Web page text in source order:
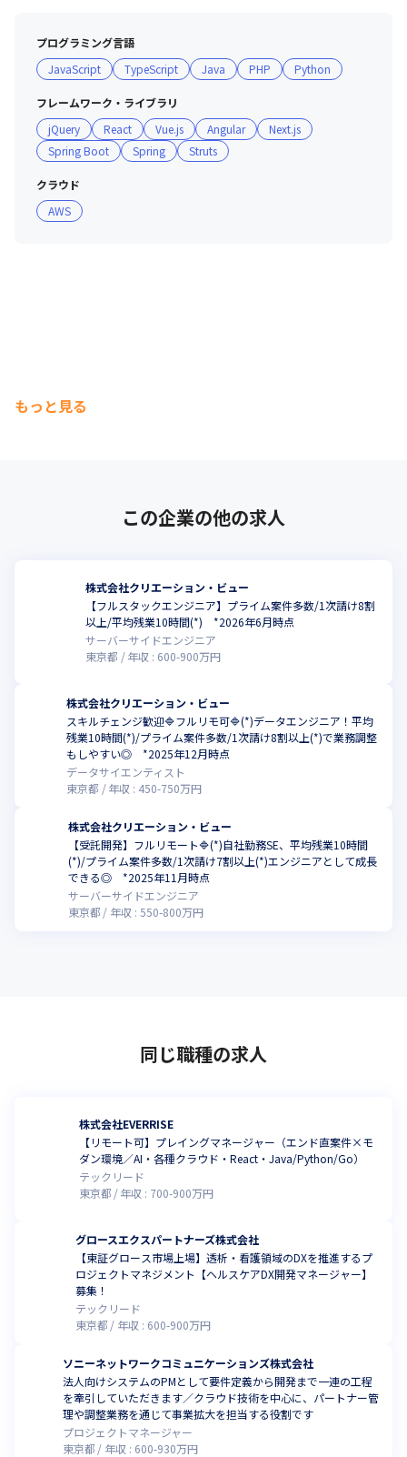
プログラミング言語
JavaScript
TypeScript Java PHP Python
フレームワーク・ライブラリ
jQuery
React Vue.js Angular
Next.js
Spring Boot
Spring Struts
クラウド
AWS
もっと見る
この企業の他の求人
株式会社クリエーション・ビュー
【フルスタックエンジニア】プライム案件多数/1次請け8割
以上/平均残業10時間(*) *2026年6月時点
サーバーサイドエンジニア
東京都
年収 : 600-900万円
株式会社クリエーション・ビュー
スキルチェンジ歓迎🔷フルリモ可🔷(*)データエンジニア！平均
残業10時間(*)/プライム案件多数/1次請け8割以上(*)で業務調整
もしやすい◎ *2025年12月時点
データサイエンティスト
東京都
年収 : 450-750万円
株式会社クリエーション・ビュー
【受託開発】フルリモート🔷(*)自社勤務SE、平均残業10時間
(*)/プライム案件多数/1次請け7割以上(*)エンジニアとして成長
できる◎ *2025年11月時点
サーバーサイドエンジニア
東京都
年収 : 550-800万円
同じ職種の求人
株式会社EVERRISE
【リモート可】プレイングマネージャー（エンド直案件×モ
ダン環境／AI・各種クラウド・React・Java/Python/Go）
テックリード
東京都
年収 : 700-900万円
グロースエクスパートナーズ株式会社
【東証グロース市場上場】透析・看護領域のDXを推進するプ
ロジェクトマネジメント【ヘルスケアDX開発マネージャー】
募集！
テックリード
東京都
年収 : 600-900万円
ソニーネットワークコミュニケーションズ株式会社
法人向けシステムのPMとして要件定義から開発まで一連の工程
を牽引していただきます／クラウド技術を中心に、パートナー管
理や調整業務を通じて事業拡大を担当する役割です
プロジェクトマネージャー
東京都
年収 : 600-930万円